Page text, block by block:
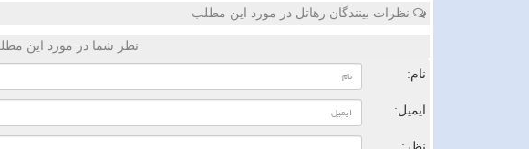
نظرات بینندگان رهاتل در مورد این مطلب
نظر شما در مورد این
نام:
ایمیل: